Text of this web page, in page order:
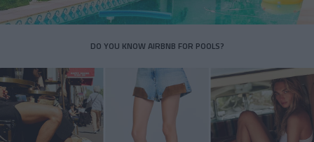
DO YOU KNOW AIRBNB FOR POOLS?